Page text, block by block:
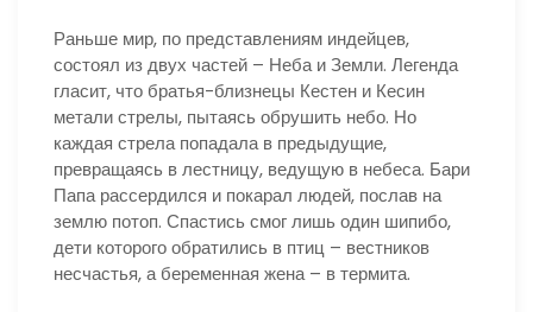
Раньше мир, по представлениям индейцев,
состоял из двух частей – Неба и Земли. Легенда
гласит, что братья-близнецы Кестен и Кесин
метали стрелы, пытаясь обрушить небо. Но
каждая стрела попадала в предыдущие,
превращаясь в лестницу, ведущую в небеса. Бари
Папа рассердился и покарал людей, послав на
землю потоп. Спастись смог лишь один шипибо,
дети которого обратились в птиц – вестников
несчастья, а беременная жена – в термита.